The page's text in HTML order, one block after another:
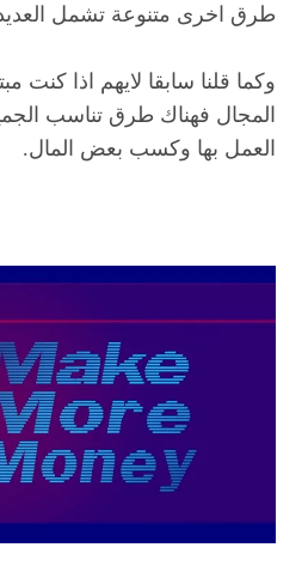
طرق اخرى متنوعة تشمل
وكما قلنا سابقا لايهم اذا
المجال فهناك طرق تناسب
العمل بها وكسب بعض المال.